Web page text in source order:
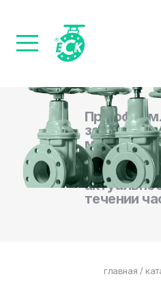
При
заказа на
продаж
течении
главная /